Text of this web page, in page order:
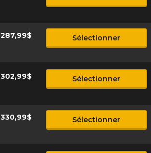
287,99$ Sélectionner
302,99$ Sélectionner
330,99$ Sélectionner